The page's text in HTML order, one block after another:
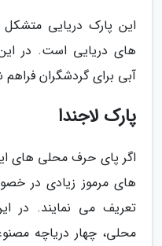
این پارک دریایی متشکل
های دریایی است. در
آبی برای گردشگران
پارک لاجندا
اگر پای حرف محلی های
های مرموز زیادی در
تعریف می نمایند. در
محلی، چهار دریاچه